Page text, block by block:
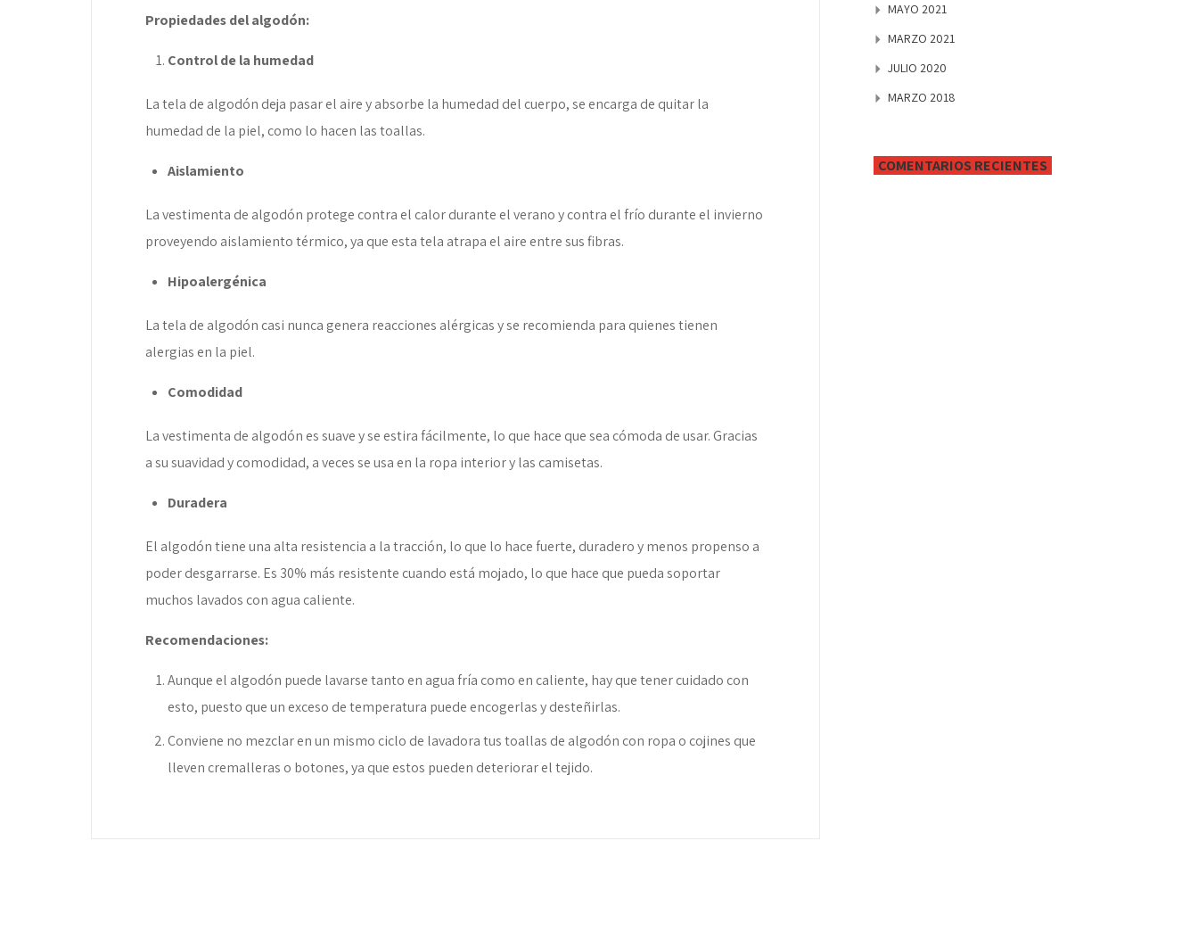
Propiedades del algodón:
Control de la humedad
La tela de algodón deja pasar el aire y absorbe la humedad del cuerpo, se encarga de quitar la
humedad de la piel, como lo hacen las toallas.
Aislamiento
La vestimenta de algodón protege contra el calor durante el verano y contra el frío durante el invierno
proveyendo aislamiento térmico, ya que esta tela atrapa el aire entre sus fibras.
Hipoalergénica
La tela de algodón casi nunca genera reacciones alérgicas y se recomienda para quienes tienen
alergias en la piel.
Comodidad
La vestimenta de algodón es suave y se estira fácilmente, lo que hace que sea cómoda de usar. Gracias
a su suavidad y comodidad, a veces se usa en la ropa interior y las camisetas.
Duradera
El algodón tiene una alta resistencia a la tracción, lo que lo hace fuerte, duradero y menos propenso a
poder desgarrarse. Es 30% más resistente cuando está mojado, lo que hace que pueda soportar
muchos lavados con agua caliente.
Recomendaciones:
Aunque el algodón puede lavarse tanto en agua fría como en caliente, hay que tener cuidado con
esto, puesto que un exceso de temperatura puede encogerlas y desteñirlas.
Conviene no mezclar en un mismo ciclo de lavadora tus toallas de algodón con ropa o cojines que
lleven cremalleras o botones, ya que estos pueden deteriorar el tejido.
MAYO 2021
MARZO 2021
JULIO 2020
MARZO 2018
COMENTARIOS RECIENTES